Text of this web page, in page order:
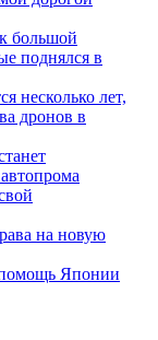
большой
поднялся в
несколько лет,
дронов в
на новую
помощь Японии